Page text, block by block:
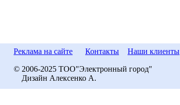
Реклама на сайте Контакты Наши клиенты
© 2006-2025 ТОО"Электронный город"
Дизайн Алексенко А.